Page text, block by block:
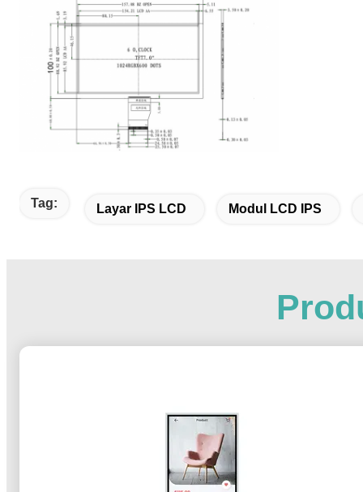
Tag: Layar IPS LCD Modul LCD IPS